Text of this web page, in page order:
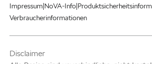
Impressum|NoVA-Info|
Verbraucherinformationen
Disclaimer